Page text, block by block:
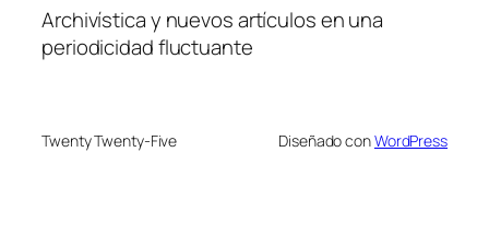
Archivística y nuevos artículos en una
periodicidad fluctuante
Twenty Twenty-Five Diseñado conWordPress